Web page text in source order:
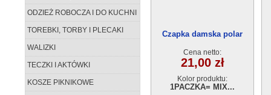
ODZIEŻ ROBOCZA I DO KUCHNI
TOREBKI, TORBY I PLECAKI
WALIZKI
TECZKI I AKTÓWKI
KOSZE PIKNIKOWE
Czapka damska polar
Cena netto:
21,00 zł
Kolor produktu:
1PACZKA= MIX...